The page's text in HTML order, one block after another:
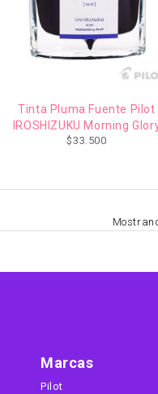
Tinta Pluma Fuente Pilot
IROSHIZUKU Morning
(asa-gao) 50ml
$33.500
Marcas
Pilot